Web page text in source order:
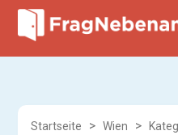
Startseite Wien